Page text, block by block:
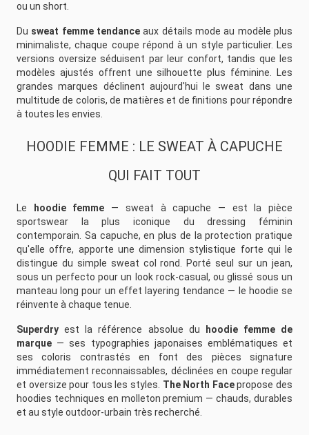
ou un short.
Du sweat femme tendance aux détails mode au modèle plus
minimaliste, chaque coupe répond à un style particulier. Les
versions oversize séduisent par leur confort, tandis que les
modèles ajustés offrent une silhouette plus féminine. Les
grandes marques déclinent aujourd'hui le sweat dans une
multitude de coloris, de matières et de finitions pour répondre
à toutes les envies.
HOODIE FEMME : LE SWEAT À CAPUCHE
QUI FAIT TOUT
Le hoodie femme — sweat à capuche — est la pièce
sportswear la plus iconique du dressing féminin
contemporain. Sa capuche, en plus de la protection pratique
qu'elle offre, apporte une dimension stylistique forte qui le
distingue du simple sweat col rond. Porté seul sur un jean,
sous un perfecto pour un look rock-casual, ou glissé sous un
manteau long pour un effet layering tendance — le hoodie se
réinvente à chaque tenue.
Superdry est la référence absolue du
hoodie femme de
marque — ses typographies japonaises emblématiques et
ses coloris contrastés en font des pièces signature
immédiatement reconnaissables, déclinées en coupe regular
et oversize pour tous les styles. The North Facepropose des
hoodies techniques en molleton premium — chauds, durables
et au style outdoor-urbain très recherché.